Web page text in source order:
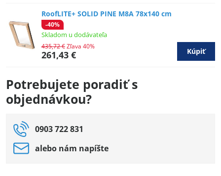
RoofLITE+ SOLID PINE M8A 78x140 cm
-40%
Skladom u dodávateľa
261,43 €
435,72 €Zľava 40%
Kúpiť
Potrebujete poradiť s
objednávkou?
0903 722 831
alebo nám napíšte